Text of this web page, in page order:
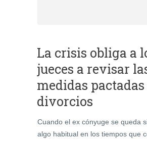
La crisis obliga a
jueces a revisar
medidas pactadas
divorcios
Cuando el ex cónyuge se queda
algo habitual en los tiempos que